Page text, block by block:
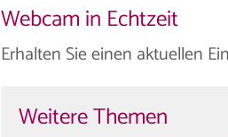
Webcam in Echtzeit
Erhalten Sie einen aktuellen
Weitere Themen